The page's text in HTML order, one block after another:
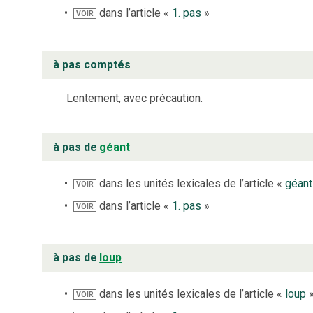
VOIR dans l’article « 1. pas »
à pas comptés
Lentement, avec précaution.
à pas de géant
VOIR dans les unités lexicales de l’article «géant
VOIR dans l’article « 1. pas »
à pas de loup
VOIR dans les unités lexicales de l’article « loup